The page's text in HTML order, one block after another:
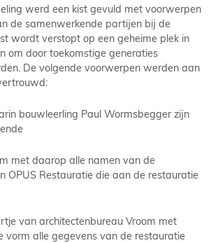
werd een kist gevuld met voorwerpen
de samenwerkende partijen bij de
wordt verstopt op een geheime plek in
om door toekomstige generaties
De volgende voorwerpen werden aan
bouwleerling Paul Wormsbegger zijn
met daarop alle namen van de
OPUS Restauratie die aan de restauratie
van architectenbureau Vroom met
vorm alle gegevens van de restauratie